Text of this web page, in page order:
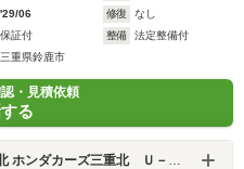
'29/06 修復
なし
保証付 整備
法定整備付
三重県鈴鹿市
・見積依頼
る
カーズ三重北 Ｕ－Ｓｅｌｅｃｔ鈴鹿